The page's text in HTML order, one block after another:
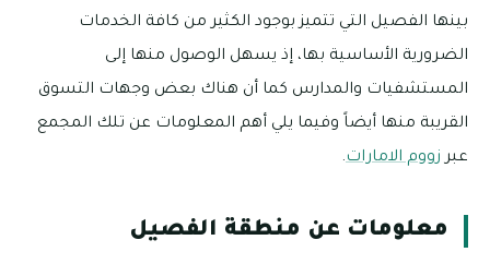
بينها الفصيل التي تتميز بوجود الكثير من كافة الخدمات
الضرورية الأساسية بها، إذ يسهل الوصول منها إلى
المستشفيات والمدارس كما أن هناك بعض وجهات التسوق
القريبة منها أيضاً وفيما يلي أهم المعلومات عن تلك المجمع
عبر زووم الامارات.
معلومات عن منطقة الفصيل